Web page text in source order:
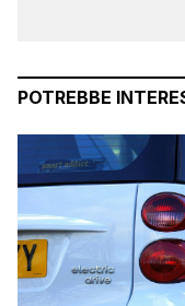
POTREBBE